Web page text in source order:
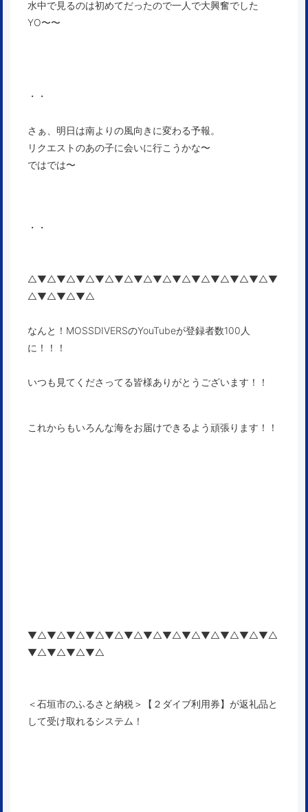
水中で見るのは初めてだったので一人で大興奮でした
YO〜〜
・・
さぁ、明日は南よりの風向きに変わる予報。
リクエストのあの子に会いに行こうかな〜
ではでは〜
・・
△▼△▼△▼△▼△▼△▼△▼△▼△▼△▼△▼△▼△▼
△▼△▼△▼△
なんと！MOSSDIVERSのYouTubeが登録者数100人
に！！！
いつも見てくださってる皆様ありがとうございます！！
これからもいろんな海をお届けできるよう頑張ります！！
▼△▼△▼△▼△▼△▼△▼△▼△▼△▼△▼△▼△▼△
▼△▼△▼△▼△
＜石垣市のふるさと納税＞【２ダイブ利用券】が返礼品と
して受け取れるシステム！